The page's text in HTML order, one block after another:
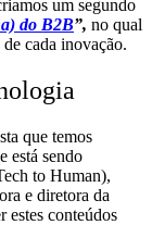
um segundo
do B2B”, no qual
cada inovação.
que temos
está sendo
to Human),
e diretora da
estes conteúdos